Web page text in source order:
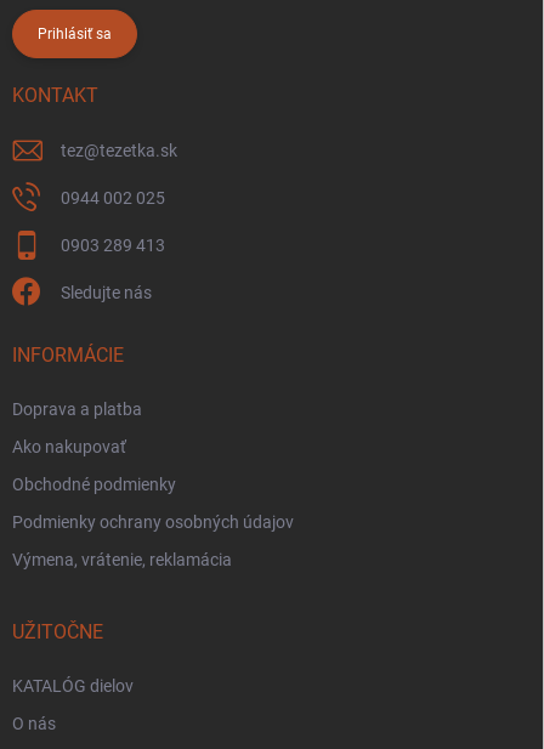
Prihlásiť sa
KONTAKT
tez@tezetka.sk
0944 002 025
0903 289 413
Sledujte nás
INFORMÁCIE
Doprava a platba
Ako nakupovať
Obchodné podmienky
Podmienky ochrany osobných údajov
Výmena, vrátenie, reklamácia
UŽITOČNE
KATALÓG dielov
O nás